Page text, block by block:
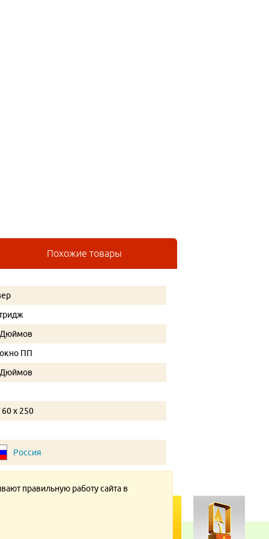
Похожие товары
ПП
60 x 250
Россия
правильную работу сайта в